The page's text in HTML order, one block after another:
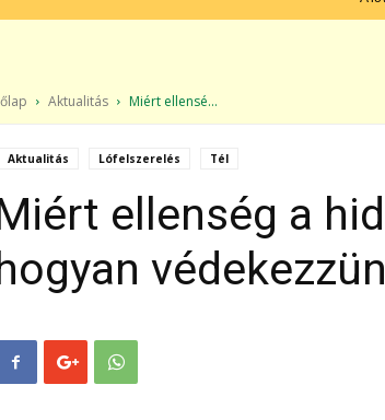
Aktualitás Miért ellensé...
Aktualitás Lófelszerelés Tél
ellenség a
hogyan